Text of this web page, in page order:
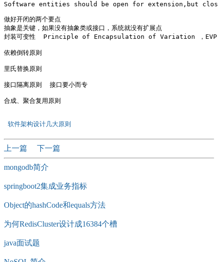
Software entities should be open for extension,but
做好开闭的两个要点
抽象是关键，如果没有抽象类或接口，系统就没有扩展点
封装可变性  Principle of Encapsulation of Variation ，EVP
依赖倒转原则
里氏替换原则
接口隔离原则  接口要小而专
合成、聚合复用原则
软件架构设计几大原则
上一篇 下一篇
mongodb简介
springboot2集成业务指标
Object的hashCode和equals方法
为何RedisCluster设计成16384个槽
java面试题